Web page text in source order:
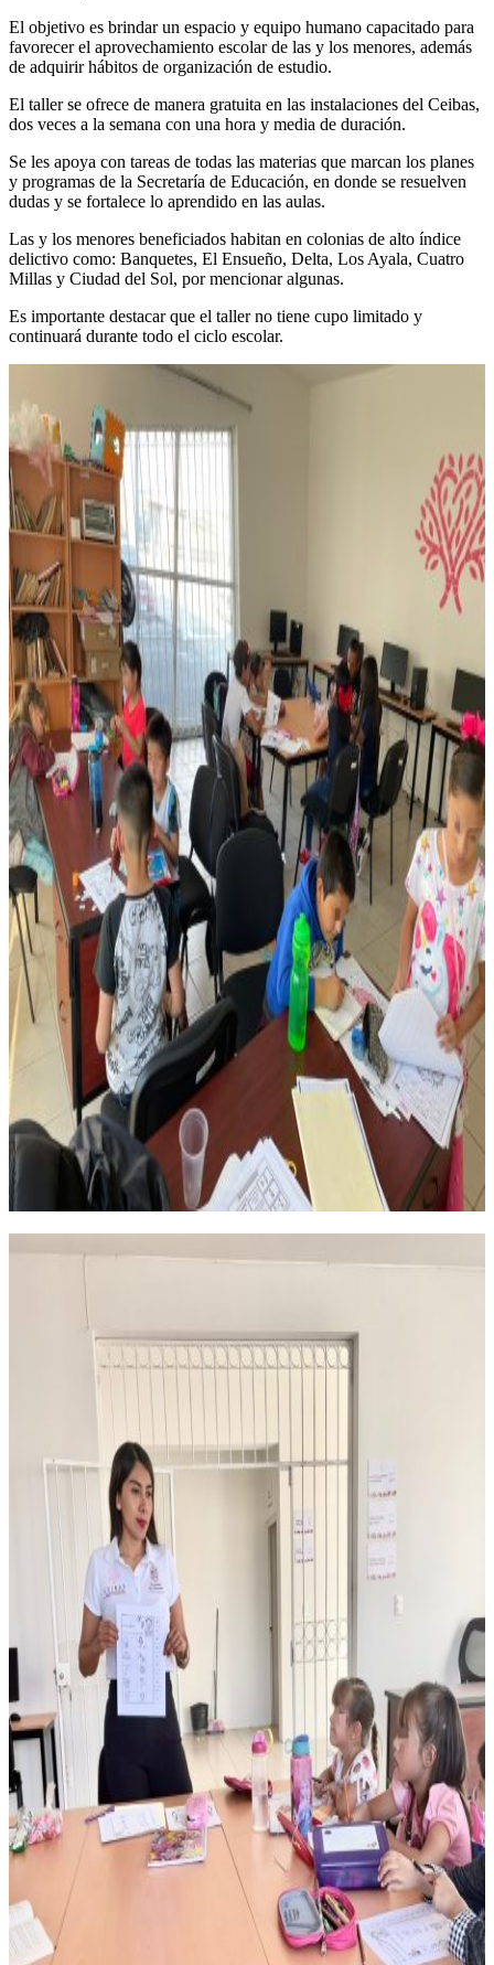
El objetivo es brindar un espacio y equipo humano capacitado para
favorecer el aprovechamiento escolar de las y los menores, además
de adquirir hábitos de organización de estudio.
El taller se ofrece de manera gratuita en las instalaciones del Ceibas,
dos veces a la semana con una hora y media de duración.
Se les apoya con tareas de todas las materias que marcan los planes
y programas de la Secretaría de Educación, en donde se resuelven
dudas y se fortalece lo aprendido en las aulas.
Las y los menores beneficiados habitan en colonias de alto índice
delictivo como: Banquetes, El Ensueño, Delta, Los Ayala, Cuatro
Millas y Ciudad del Sol, por mencionar algunas.
Es importante destacar que el taller no tiene cupo limitado y
continuará durante todo el ciclo escolar.